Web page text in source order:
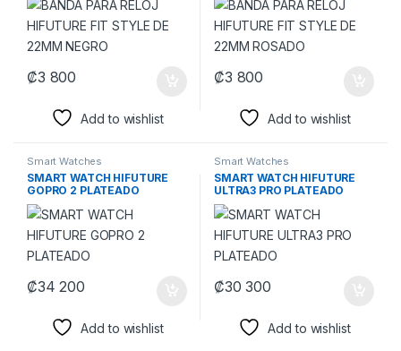
₡3 800
Add to wishlist
₡3 800
Add to wishlist
Smart Watches
SMART WATCH HIFUTURE
GOPRO 2 PLATEADO
₡34 200
Add to wishlist
Smart Watches
SMART WATCH HIFUTURE
ULTRA3 PRO PLATEADO
₡30 300
Add to wishlist